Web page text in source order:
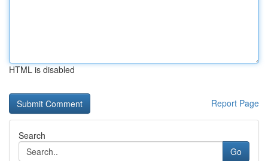
HTML is disabled
Report Page
Search
Go